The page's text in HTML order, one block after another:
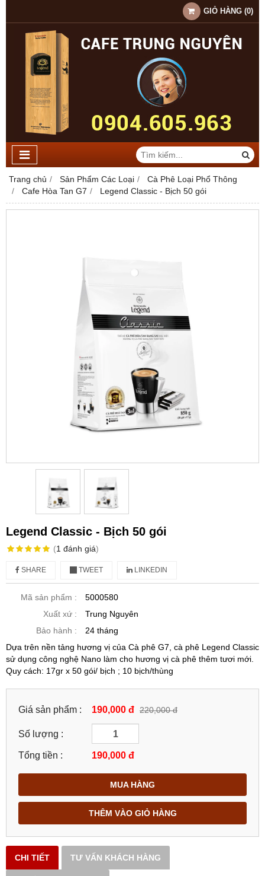
GIỎ HÀNG (0)
Trang chủ Sản Phẩm Các Loại
Cà Phê Loại Phổ Thông
Cafe Hòa Tan G7
Legend Classic - Bịch 50 gói
Legend Classic - Bịch 50 gói
(1 đánh giá)
SHARE TWEET LINKEDIN
Mã sản phẩm :
5000580
Xuất xứ :
Trung Nguyên
Bảo hành :
24 tháng
Dựa trên nền tảng hương vị của Cà phê G7, cà phê Legend Classic
sử dụng công nghệ Nano làm cho hương vị cà phê thêm tươi mới.
Quy cách: 17gr x 50 gói/ bịch ; 10 bịch/thùng
Giá sản phẩm : 190,000 đ 220,000 đ
Số lượng :
Tổng tiền : 190,000 đ
MUA HÀNG
THÊM VÀO GIỎ HÀNG
CHI TIẾT TƯ VẤN KHÁCH HÀNG